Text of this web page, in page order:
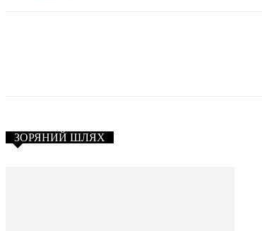
ЗОРЯНИЙ ШЛЯХ